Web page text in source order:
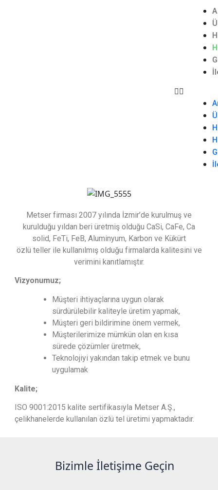
Metser firması 2007 yılında İzmir’de kurulmuş ve
kurulduğu yıldan beri üretmiş olduğu CaSi, CaFe, Ca
solid, FeTi, FeB, Aluminyum, Karbon ve Kükürt
özlü teller ile kullanılmış olduğu firmalarda kalitesini ve
verimini kanıtlamıştır.
Vizyonumuz;
Müşteri ihtiyaçlarına uygun olarak
sürdürülebilir kaliteyle üretim yapmak,
Müşteri geri bildirimine önem vermek,
Müşterilerimize mümkün olan en kısa
sürede çözümler üretmek,
Teknolojiyi yakından takip etmek ve bunu
uygulamak
Kalite;
ISO 9001:2015 kalite sertifikasıyla Metser A.Ş.,
çelikhanelerde kullanılan özlü tel üretimi yapmaktadır.
Bizimle İletişime Geçin